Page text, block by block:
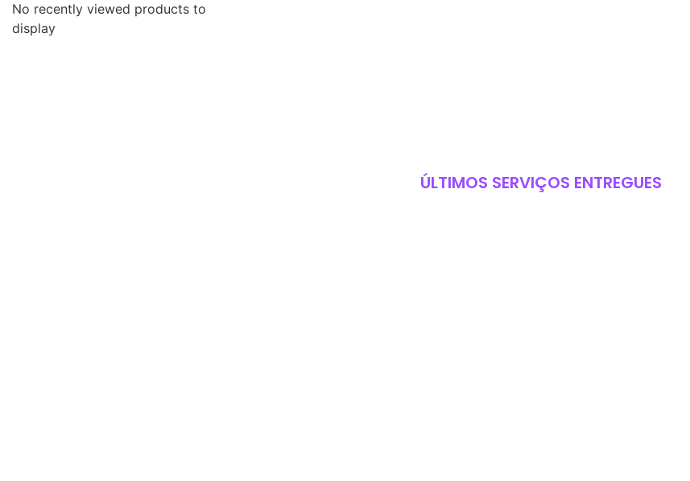
No recently viewed products to
display
ÚLTIMOS SERVIÇOS ENTREGUES